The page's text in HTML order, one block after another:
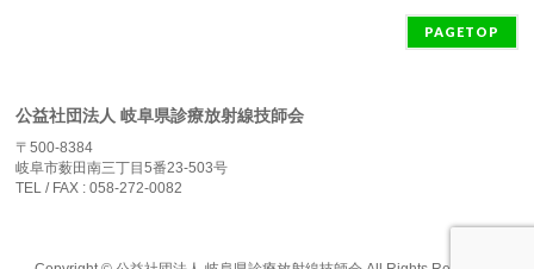
PAGETOP
公益社団法人 岐阜県診療放射線技師会
〒500-8384
岐阜市薮田南三丁目5番23-503号
TEL / FAX : 058-272-0082